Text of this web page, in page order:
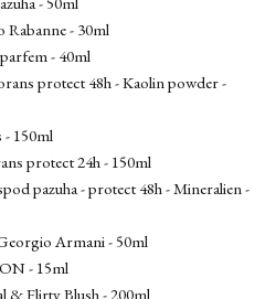
Rabanne - 30ml
- 40ml
protect 48h - Kaolin powder -
- 150ml
protect 24h - 150ml
pazuha - protect 48h - Mineralien -
Armani - 50ml
- 15ml
& Flirty Blush - 200ml